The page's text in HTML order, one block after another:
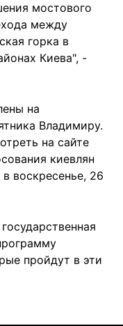
мостового
между
горка в
Киева", -
на
Владимиру.
на сайте
киевлян
воскресенье, 26
пройдут в эти